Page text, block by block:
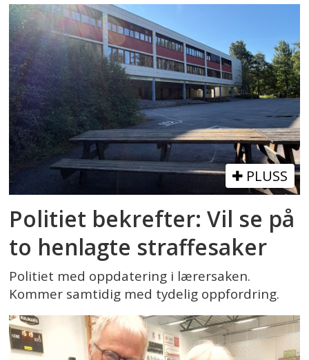
PLUSS
Politiet bekrefter: Vil se på
to henlagte straffesaker
Politiet med oppdatering i lærersaken.
Kommer samtidig med tydelig oppfordring.